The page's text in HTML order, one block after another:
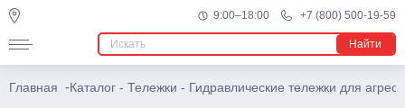
9:00–18:00 +7 (800) 500-19-59
Найти
Главная -Каталог - Тележки - Гидравлические тележки для
Повышенной проходимости
Ричтраки
Мини